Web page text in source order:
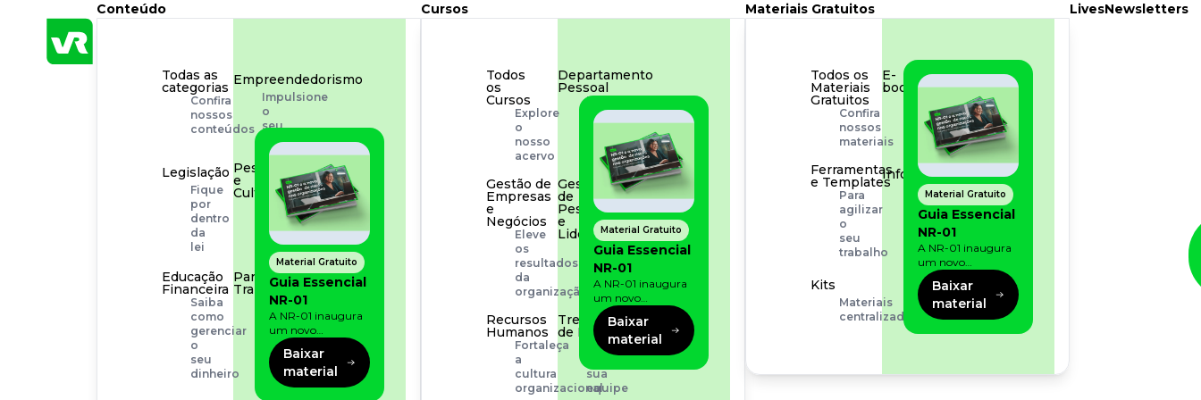
Conteúdo
Todas as
categorias
Confira
nossos
conteúdos
Empreendedorismo
Impulsione
o
seu
negócio
Legislação
Fique
por
dentro
da
lei
Pessoas
e
Cultura
Aprimore
cultura
organizacional
Educação
Financeira
Saiba
como
gerenciar
o
seu
dinheiro
Para o
Trabalhador
Tudo
para
facilitar
rotina
Material Gratuito
Guia Essencial
NR-01
A NR-01 inaugura
um novo
momento na
prevenção de riscos:
agora, além dos
fatores físicos e
Baixar
material
Cursos
Todos
os
Cursos
Explore
o
nosso
acervo
Departamento
Pessoal
Para
simplificar
processos
Gestão de
Empresas
e
Negócios
Eleve
os
resultados
da
organização
Gestão
de
Pessoas
e
Liderança
Capacitação
com
especialistas
Recursos
Humanos
Fortaleça
a
cultura
organizacional
Treinamento
de Produto
Desenvolva
sua
equipe
Material Gratuito
Guia Essencial
NR-01
A NR-01 inaugura
um novo
momento na
prevenção de riscos:
agora, além dos
fatores físicos e
operacionais, as
empresas precisam
olhar também
Baixar
material
Materiais Gratuitos
Todos os
Materiais
Gratuitos
Confira
nossos
materiais
E-
book
Aprofunde
seu
conhecimento
Ferramentas
e Templates
Para
agilizar
o
seu
trabalho
Infográfico
Conteúdo
prático
rápido
Kits
Materiais
centralizados
Material Gratuito
Guia Essencial
NR-01
A NR-01 inaugura
um novo
momento na
prevenção de riscos:
agora, além dos
fatores físicos e
operacionais, as
para os riscos
Baixar
material
LivesNewsletters